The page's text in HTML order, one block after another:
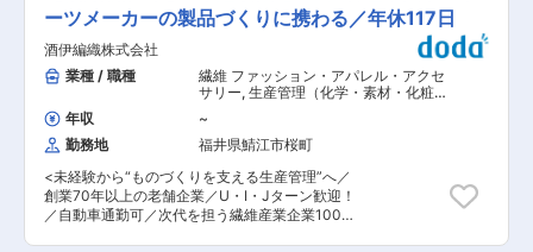
ことができます！ ◎産休育休取得からの復帰率は
ほぼ100％、働くママさんも活躍中です！ 社内保
育園あり、時短勤務、時差出勤可、お子様の急な
お迎え等の業務の中抜けも可能と働くママさんが
働きやすい環境です。男性の育休取得実績もあ
り！♪ 変更の範囲：会社の定める業務
役職に反映されるポジションです。将来的には工
場の中核人材として、より上位のマネジメントを
目指せます。 ■具体的な業務内容 ・コンビニ向
けおでん用大根・冷凍大根おろし等の製造ライン
管理 ・HACCPに基づいた衛生管理・品質管理、
スタッフへの教育 ・パート・社員を含めた現場ス
タッフのマネジメント、シフト・配置調整 ・製造
効率やコストを意識した現場改善の推進 ・機械設
備の点検、簡易トラブルの一次対応 ・日々の製造
状況の把握、工場長・管理職との連携 ・将来的に
は製造計画や工場全体の運営管理にも携わってい
ただきます ■組織構成： 函館工場全体、11名体
制となります。 工場長1名、製造現場（屋内・屋
ーツメーカーの製品づくりに携わる／年休117日
酒伊編織株式会社
業種 / 職種
繊維 ファッション・アパレル・アクセ
サリー, 生産管理（化学・素材・化粧
香料・飼料）
年収
~
勤務地
福井県鯖江市桜町
<未経験から“ものづくりを支える生産管理”へ／
創業70年以上の老舗企業／U・I・Jターン歓迎！
／自動車通勤可／次代を担う繊維産業企業100選